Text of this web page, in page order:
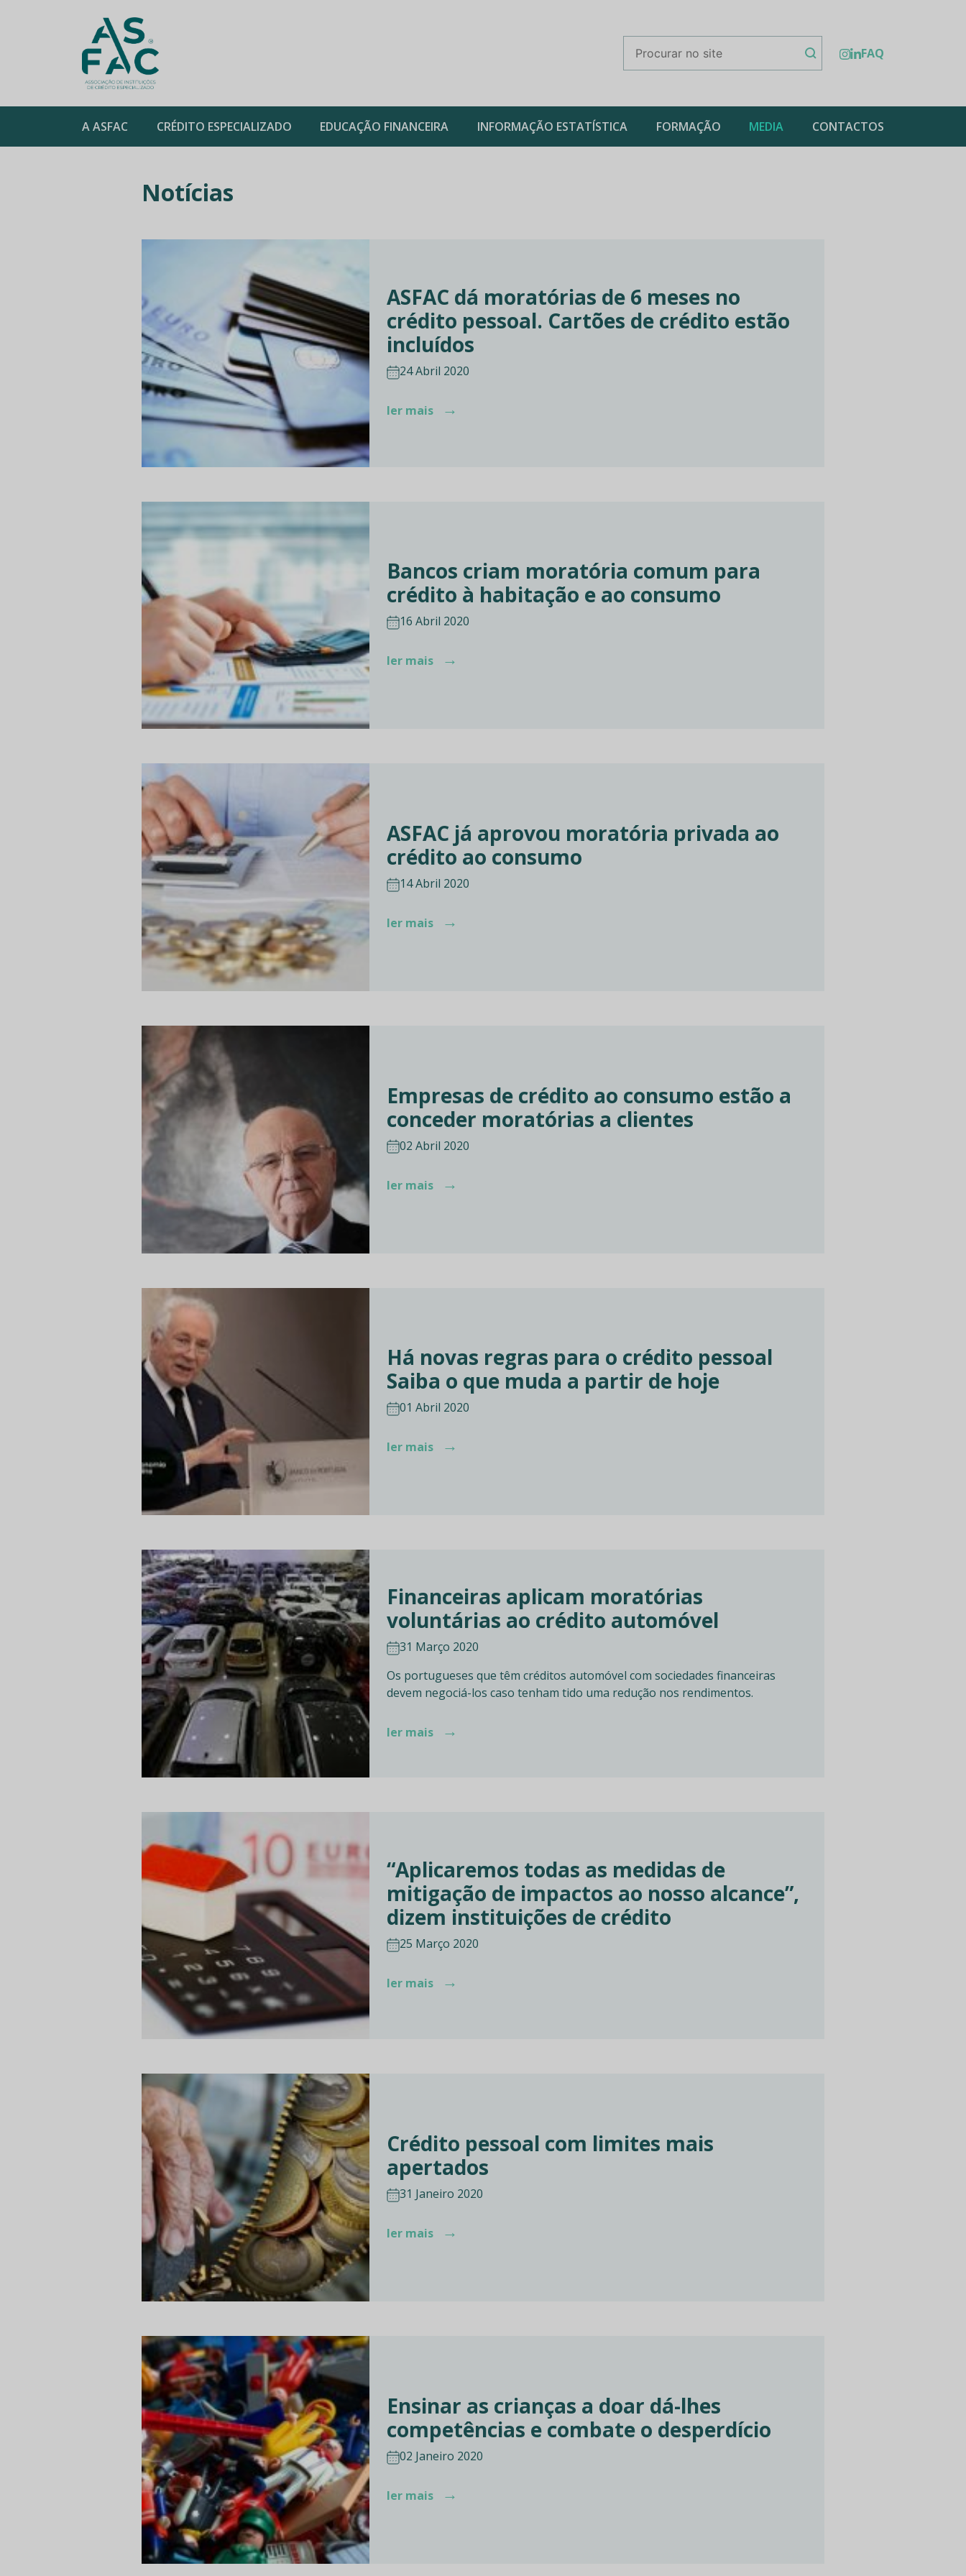
FAQ
A ASFAC CRÉDITO ESPECIALIZADO EDUCAÇÃO FINANCEIRA INFORMAÇÃO ESTATÍSTICA FORMAÇÃO MEDIA CONTACTOS
Notícias
ASFAC dá moratórias de 6 meses no
crédito pessoal. Cartões de crédito estão
incluídos
24 Abril 2020
ler mais →
Bancos criam moratória comum para
crédito à habitação e ao consumo
16 Abril 2020
ler mais →
ASFAC já aprovou moratória privada ao
crédito ao consumo
14 Abril 2020
ler mais →
Empresas de crédito ao consumo estão a
conceder moratórias a clientes
02 Abril 2020
ler mais →
Há novas regras para o crédito pessoal
Saiba o que muda a partir de hoje
01 Abril 2020
ler mais →
Financeiras aplicam moratórias
voluntárias ao crédito automóvel
31 Março 2020
Os portugueses que têm créditos automóvel com sociedades financeiras
devem negociá-los caso tenham tido uma redução nos rendimentos.
ler mais →
“Aplicaremos todas as medidas de
mitigação de impactos ao nosso alcance”,
dizem instituições de crédito
25 Março 2020
ler mais →
Crédito pessoal com limites mais
apertados
31 Janeiro 2020
ler mais →
Ensinar as crianças a doar dá-lhes
competências e combate o desperdício
02 Janeiro 2020
ler mais →